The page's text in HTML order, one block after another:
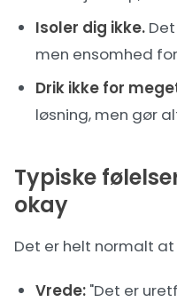
Isoler dig ikke.
men ensomhed
Drik ikke for
løsning, men gør
Typiske
okay
Det er helt normalt at
Vrede: "Det er